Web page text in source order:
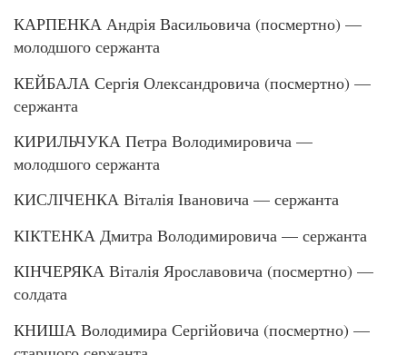
КАРПЕНКА Андрія Васильовича (посмертно) —
молодшого сержанта
КЕЙБАЛА Сергія Олександровича (посмертно) —
сержанта
КИРИЛЬЧУКА Петра Володимировича —
молодшого сержанта
КИСЛІЧЕНКА Віталія Івановича — сержанта
КІКТЕНКА Дмитра Володимировича — сержанта
КІНЧЕРЯКА Віталія Ярославовича (посмертно) —
солдата
КНИША Володимира Сергійовича (посмертно) —